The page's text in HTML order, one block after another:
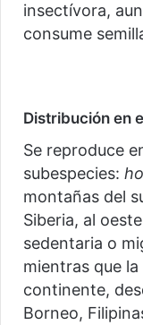
insectívora,
consume
Distribución en
Se reproduce
subespecies:
montañas del
Siberia, al
sedentaria o
mientras que
continente,
Borneo,